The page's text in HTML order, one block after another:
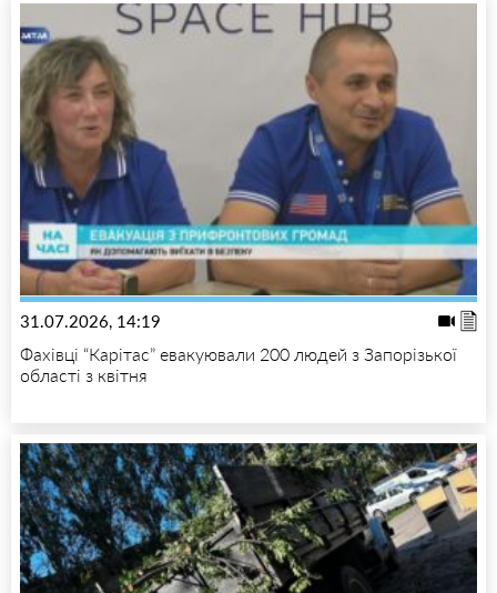
31.07.2026, 14:19
Фахівці “Карітас” евакуювали 200 людей з Запорізької
області з квітня